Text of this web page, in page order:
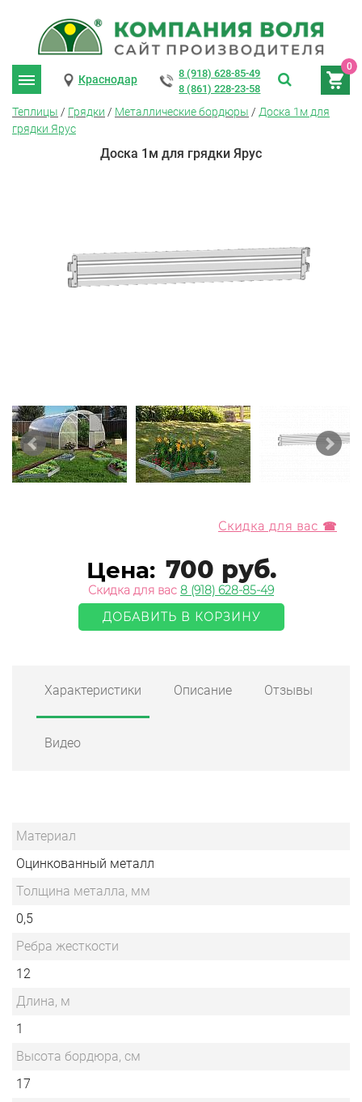
0
Краснодар
8 (918) 628-85-49
8 (861) 228-23-58
Теплицы / Грядки / Металлические бордюры / Доска 1м для
грядки Ярус
Доска 1м для грядки Ярус
Скидка для вас ☎
Цена: 700 руб.
Скидка для вас 8 (918) 628-85-49
ДОБАВИТЬ В КОРЗИНУ
Характеристики Описание Отзывы
Видео
Материал
Оцинкованный металл
Толщина металла, мм
0,5
Ребра жесткости
12
Длина, м
1
Высота бордюра, см
17